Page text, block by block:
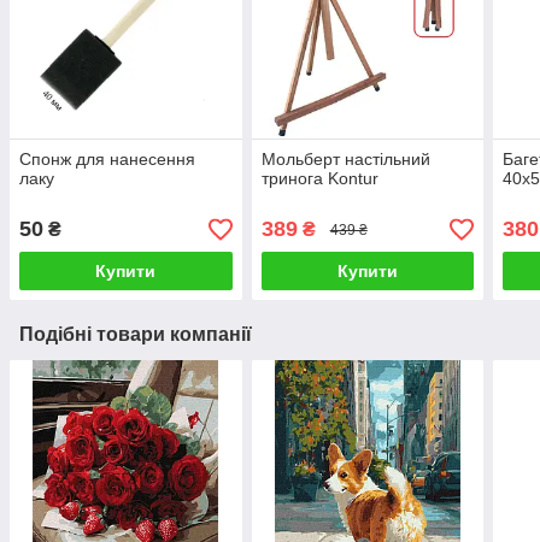
Спонж для нанесення
лаку
50 ₴
Купити
Мольберт настільний
тринога Kontur
389₴ 439 ₴
Купити
380
Подібні товари компанії